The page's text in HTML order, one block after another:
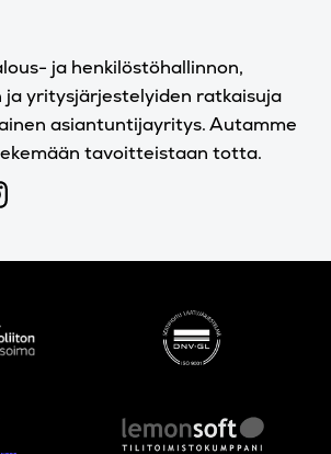
ja henkilöstöhallinnon,
yritysjärjestelyiden ratkaisuja
asiantuntijayritys. Autamme
tavoitteistaan totta.